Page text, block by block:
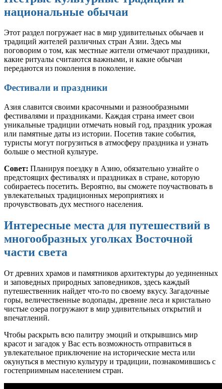
национальные обычаи
Этот раздел погружает нас в мир удивительных обычаев и
традиций жителей различных стран Азии. Здесь мы
поговорим о том, как местные жители отмечают праздники,
какие ритуалы считаются важными, и какие обычаи
передаются из поколения в поколение.
Фестивали и праздники
Азия славится своими красочными и разнообразными
фестивалями и праздниками. Каждая страна имеет свои
уникальные традиции отмечать новый год, праздник урожая
или памятные даты из истории. Посетив такие события,
туристы могут погрузиться в атмосферу праздника и узнать
больше о местной культуре.
Совет: Планируя поездку в Азию, обязательно узнайте о
предстоящих фестивалях и праздниках в стране, которую
собираетесь посетить. Вероятно, вы сможете поучаствовать в
увлекательных традиционных мероприятиях и
прочувствовать дух местного населения.
Интересные места для путешествий в
многообразных уголках Восточной
части света
От древних храмов и памятников архитектуры до уединенных
и заповедных природных заповедников, здесь каждый
путешественник найдет что-то по своему вкусу. Загадочные
горы, величественные водопады, древние леса и кристально
чистые озера погружают в мир удивительных открытий и
впечатлений.
Чтобы раскрыть всю палитру эмоций и открывшись мир
красот и загадок у Вас есть возможность отправиться в
увлекательное приключение на исторические места или
окунуться в местную культуру и традиции, познакомившись с
гостеприимным населением стран.